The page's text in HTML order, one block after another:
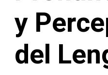
y
del